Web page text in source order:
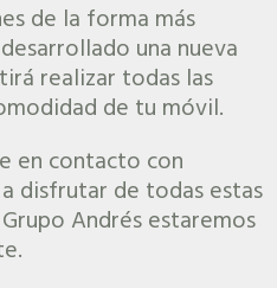
de la forma más
una nueva
realizar todas las
de tu móvil.
en contacto con
disfrutar de todas estas
Andrés estaremos